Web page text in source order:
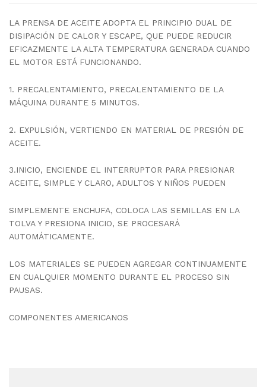
LA PRENSA DE ACEITE ADOPTA EL PRINCIPIO DUAL DE
DISIPACIÓN DE CALOR Y ESCAPE, QUE PUEDE REDUCIR
EFICAZMENTE LA ALTA TEMPERATURA GENERADA CUANDO
EL MOTOR ESTÁ FUNCIONANDO.
1. PRECALENTAMIENTO, PRECALENTAMIENTO DE LA
MÁQUINA DURANTE 5 MINUTOS.
2. EXPULSIÓN, VERTIENDO EN MATERIAL DE PRESIÓN DE
ACEITE.
3.INICIO, ENCIENDE EL INTERRUPTOR PARA PRESIONAR
ACEITE, SIMPLE Y CLARO, ADULTOS Y NIÑOS PUEDEN
SIMPLEMENTE ENCHUFA, COLOCA LAS SEMILLAS EN LA
TOLVA Y PRESIONA INICIO, SE PROCESARÁ
AUTOMÁTICAMENTE.
LOS MATERIALES SE PUEDEN AGREGAR CONTINUAMENTE
EN CUALQUIER MOMENTO DURANTE EL PROCESO SIN
PAUSAS.
COMPONENTES AMERICANOS